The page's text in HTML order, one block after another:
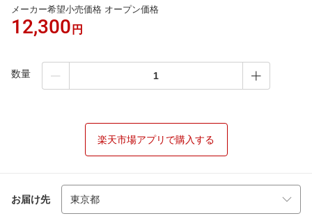
メーカー希望小売価格 オープン価格
12,300 円
数量
楽天市場アプリで購入する
お届け先